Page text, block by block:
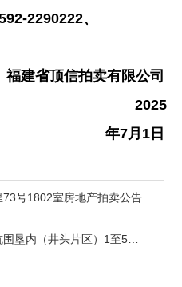
2290222、
福建省顶信拍卖有限公司
2025
年7月1日
号1802室房地产拍卖公告
下一篇：翔安区山亭社区东坑围垦内（井头片区）1至5号虾池承包经营权（承包期：自合同签订之日起至2028年5月19日）拍卖公告